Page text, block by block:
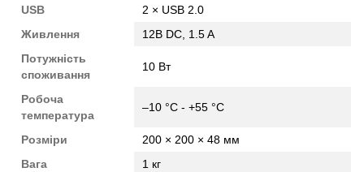
USB
2 × USB 2.0
Живлення
12В DC, 1.5 A
Потужність
споживання
10 Вт
Робоча
температура
–10 °C - +55 °C
Розміри
200 × 200 × 48 мм
Вага
1 кг